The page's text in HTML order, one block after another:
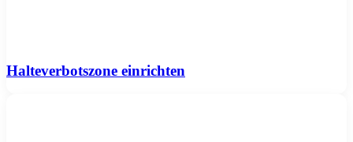
Halteverbotszone einrichten